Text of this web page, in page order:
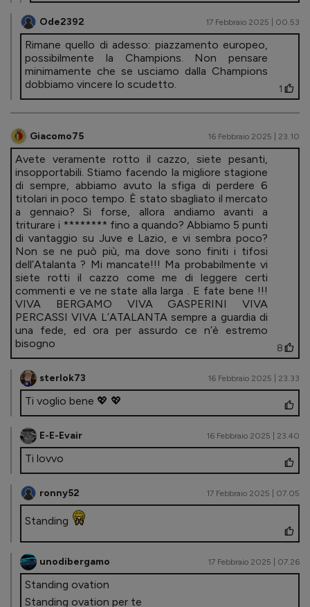
Ode2392 17 Febbraio 2025 | 00.53
Rimane quello di adesso: piazzamento europeo,
possibilmente la Champions. Non pensare
minimamente che se usciamo dalla Champions
dobbiamo vincere lo scudetto.
1
Giacomo75 16 Febbraio 2025 | 23.10
Avete veramente rotto il cazzo, siete pesanti,
insopportabili. Stiamo facendo la migliore stagione
di sempre, abbiamo avuto la sfiga di perdere 6
titolari in poco tempo. È stato sbagliato il mercato
a gennaio? Si forse, allora andiamo avanti a
triturare i ******** fino a quando? Abbiamo 5 punti
di vantaggio su Juve e Lazio, e vi sembra poco?
Non se ne può più, ma dove sono finiti i tifosi
dell’Atalanta ? Mi mancate!!! Ma probabilmente vi
siete rotti il cazzo come me di leggere certi
commenti e ve ne state alla larga . E fate bene !!!
VIVA BERGAMO VIVA GASPERINI VIVA
PERCASSI VIVA L’ATALANTA sempre a guardia di
una fede, ed ora per assurdo ce n’è estremo
bisogno
8
sterlok73 16 Febbraio 2025 | 23.33
Ti voglio bene 💖 💖
E-E-Evair 16 Febbraio 2025 | 23.40
Ti lovvo
ronny52 17 Febbraio 2025 | 07.05
Standing
unodibergamo 17 Febbraio 2025 | 07.26
Standing ovation
Standing ovation per te